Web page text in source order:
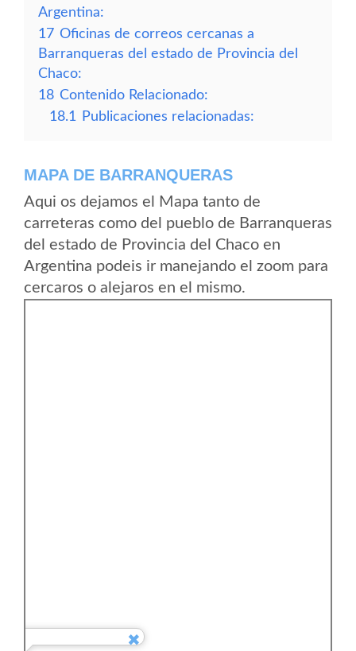
Argentina:
17 Oficinas de correos cercanas a
Barranqueras del estado de Provincia del
Chaco:
18 Contenido Relacionado:
18.1
Publicaciones relacionadas:
MAPA DE BARRANQUERAS
Aqui os dejamos el Mapa tanto de
carreteras como del pueblo de Barranqueras
del estado de Provincia del Chaco en
Argentina podeis ir manejando el zoom para
cercaros o alejaros en el mismo.